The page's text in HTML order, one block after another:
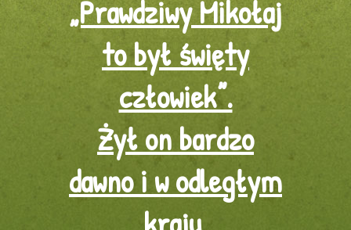
„Prawdziwy Mikołaj
to był święty
człowiek”.
Żył on bardzo
dawno i w odległym